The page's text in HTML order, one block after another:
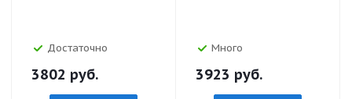
Достаточно
3802 руб.
Много
3923 руб.